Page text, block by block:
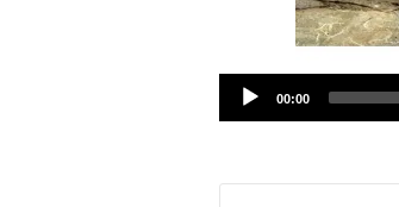
Current
00:00